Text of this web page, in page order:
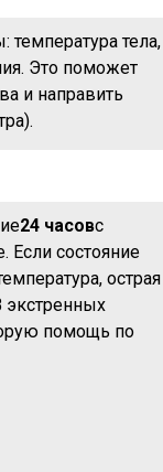
тела,
Это поможет
и направить
24 часовс
Если состояние
острая
экстренных
помощь по